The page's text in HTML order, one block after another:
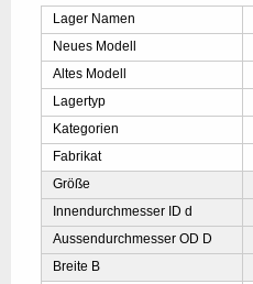
Lager Namen
Neues Modell
Altes Modell
Lagertyp
Kategorien
Fabrikat
Größe
Innendurchmesser ID d
Aussendurchmesser OD D
Breite B